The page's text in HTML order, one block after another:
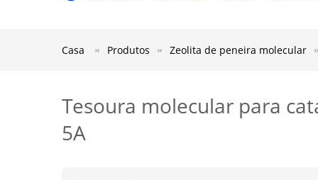
Casa Produtos Zeolita de peneira molecular
Tesoura molecular para
5A